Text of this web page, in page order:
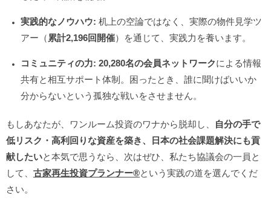
実践的なノウハウ: 机上の空論ではなく、実際の物件見学ツ
アー（ 累計2,196回開催）を通じて、実践力を養います。
コミュニティの力: 20,280名の会員ネットワークによる情報
共有と相互サポート体制。困ったとき、誰に聞けばいいか
分からないという孤独な戦いをさせません。
もしあなたが、ワンルーム投資のワナから脱却し、
自分の手で
低リスク・高利回りな資産を築き、日本の社会課題解決にも貢
献したいと本気で思うなら、次はぜひ、私たち協議会の一員と
して、 古家再生投資プランナー®️という実践の道を選んでくだ
さい。